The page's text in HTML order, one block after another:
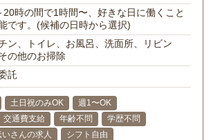
20時の間で1時間〜、好きな日に働くこと
です。(候補の日時から選択)
ン、トイレ、お風呂、洗面所、リビン
の他のお掃除
託
土日祝のみOK
週1〜OK
交通費支給 年齢不問
学歴不問
いさんの求人 シフト自由